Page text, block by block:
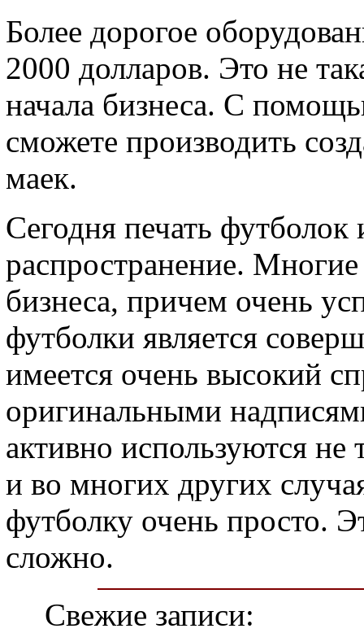
Более дорогое
2000 долларов. Это не
начала бизнеса. С
сможете производить
маек.
Сегодня печать
распространение.
бизнеса, причем очень
футболки является
имеется очень высокий
оригинальными
активно используются
и во многих других
футболку очень просто.
сложно.
Свежие записи: